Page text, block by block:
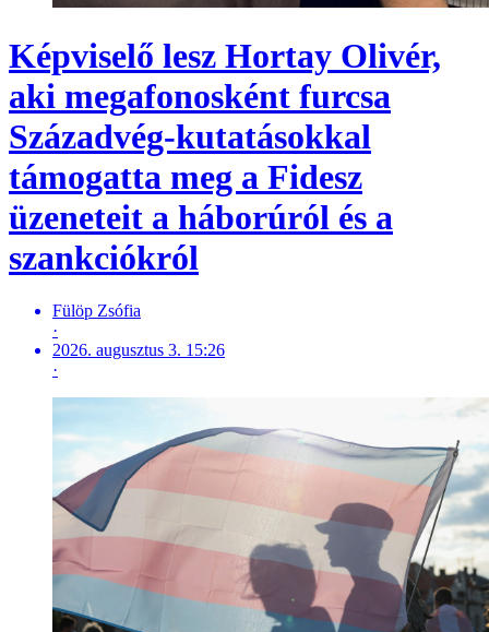
Képviselő lesz Hortay Olivér,
aki megafonosként furcsa
Századvég-kutatásokkal
támogatta meg a Fidesz
üzeneteit a háborúról és a
szankciókról
Fülöp Zsófia
·
2026. augusztus 3. 15:26
·